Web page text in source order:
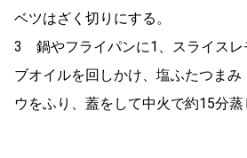
ベツはざく切りにする。
3 鍋やフライパンに1、スライスレ
ブオイルを回しかけ、塩ふたつまみ
ウをふり、蓋をして中火で約15分蒸